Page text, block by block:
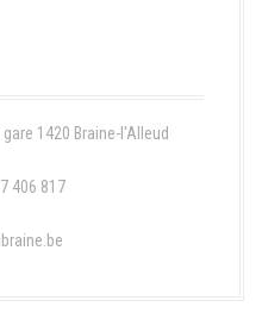
1420 Braine-l'Alleud
406 817